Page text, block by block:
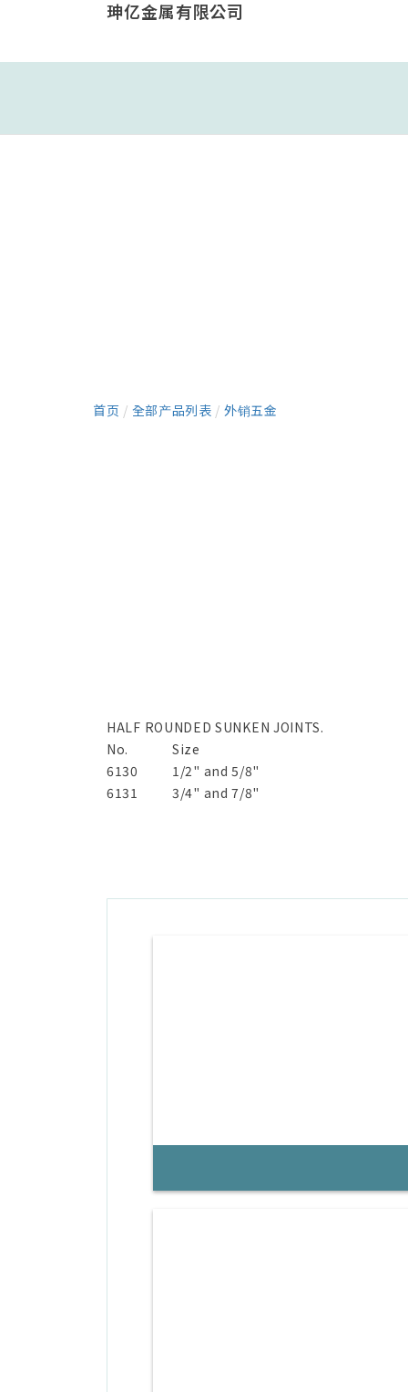
珅亿金属有限公司
首页 / 全部产品列表 / 外销五金
HALF ROUNDED SUNKEN JOINTS.
No.
Size
6130
1/2" and 5/8"
6131
3/4" and 7/8"